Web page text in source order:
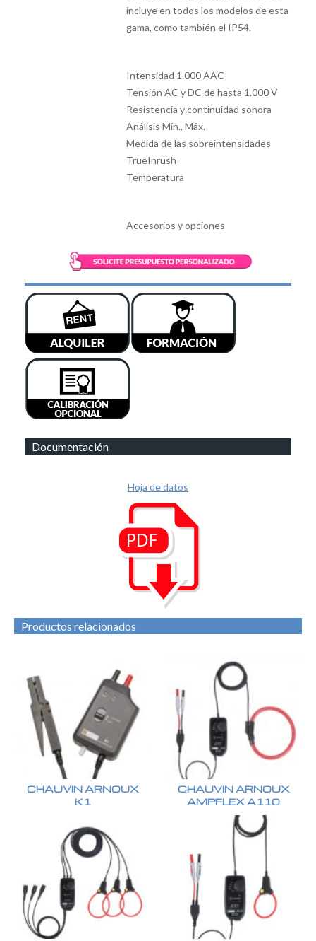
incluye en todos los modelos de esta
gama, como también el IP54.
Intensidad 1.000 AAC
Tensión AC y DC de hasta 1.000 V
Resistencia y continuidad sonora
Análisis Mín., Máx.
Medida de las sobreintensidades
TrueInrush
Temperatura
Accesorios y opciones
Documentación
Hoja de datos
Productos relacionados
CHAUVIN ARNOUX
K1
CHAUVIN ARNOUX
AMPFLEX A110